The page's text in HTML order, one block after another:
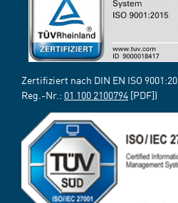
Zertifiziert nach DIN EN ISO
Reg.-Nr.: 01 100 2100794 [PDF])